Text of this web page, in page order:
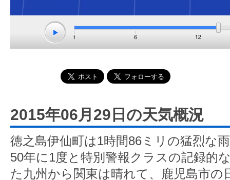
2015年06月29日の天気概況
徳之島伊仙町は1時間86ミリの猛烈な
50年に1度と特別警報クラスの記録的
た九州から関東は晴れて、鹿児島市の